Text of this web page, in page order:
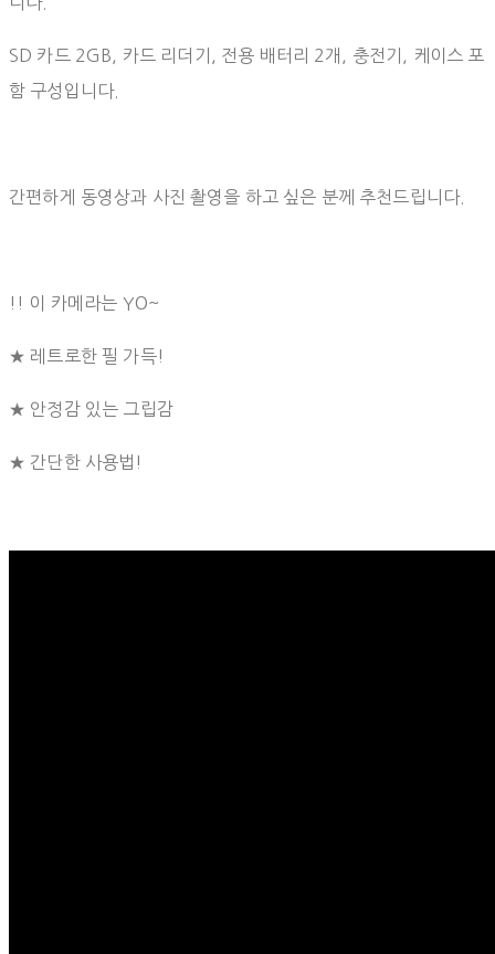
SD 카드 2GB, 카드 리더기, 전용 배터리 2개, 충전기, 케이스 포
함 구성입니다.
간편하게 동영상과 사진 촬영을 하고 싶은 분께 추천드립니다.
!! 이 카메라는 YO~
★ 레트로한 필 가득!
★ 안정감 있는 그립감
★ 간단한 사용법!